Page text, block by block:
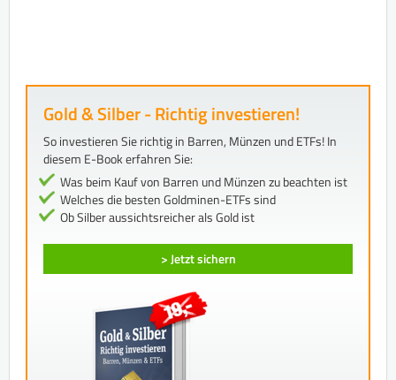
Gold & Silber - Richtig investieren!
So investieren Sie richtig in Barren, Münzen und ETFs! In
diesem E-Book erfahren Sie:
Was beim Kauf von Barren und Münzen zu beachten ist
Welches die besten Goldminen-ETFs sind
Ob Silber aussichtsreicher als Gold ist
> Jetzt sichern